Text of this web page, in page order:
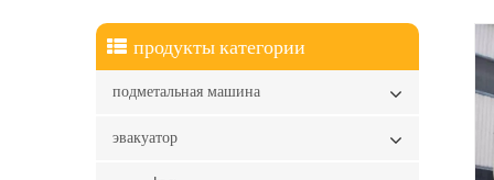
продукты категории
подметальная машина
эвакуатор